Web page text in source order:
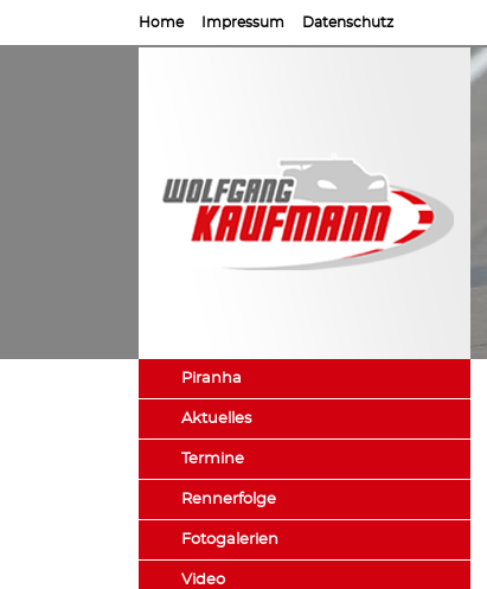
Home Impressum Datenschutz
Piranha
Aktuelles
Termine
Rennerfolge
Fotogalerien
Video